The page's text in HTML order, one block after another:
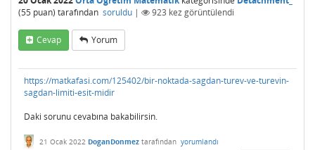
(55 puan) tarafından soruldu | 923 kez görüntülendi
Cevap Yorum
https://matkafasi.com/125402/bir-noktada-sagdan-turev-ve-turevin-
sagdan-limiti-esit-midir
Daki sorunu cevabına bakabilirsin.
21 Ocak 2022 DoganDonmez tarafından yorumlandı